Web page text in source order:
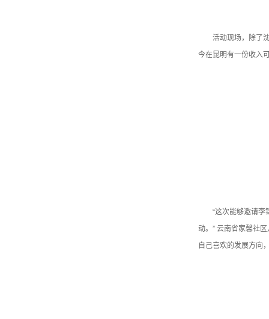
活动现场，除了
今在昆明有一份收入
“这次能够邀请
动。” 云南省家馨社
自己喜欢的发展方向